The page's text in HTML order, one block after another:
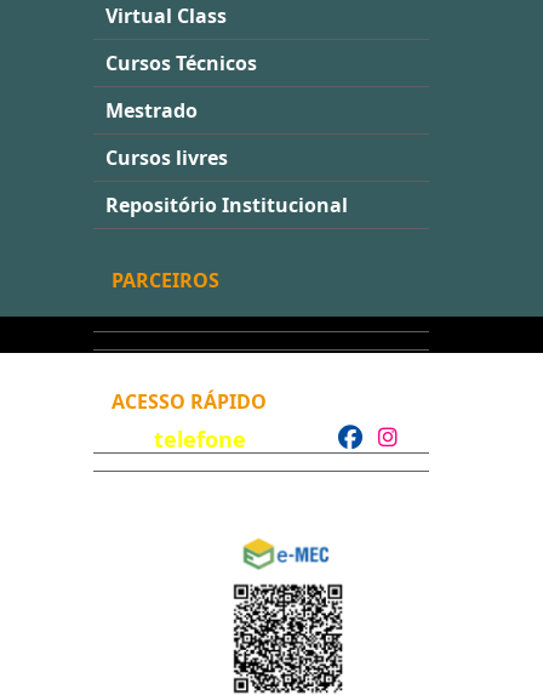
Virtual Class
Cursos Técnicos
Mestrado
Cursos livres
Repositório Institucional
PARCEIROS
ACESSO RÁPIDO
telefone